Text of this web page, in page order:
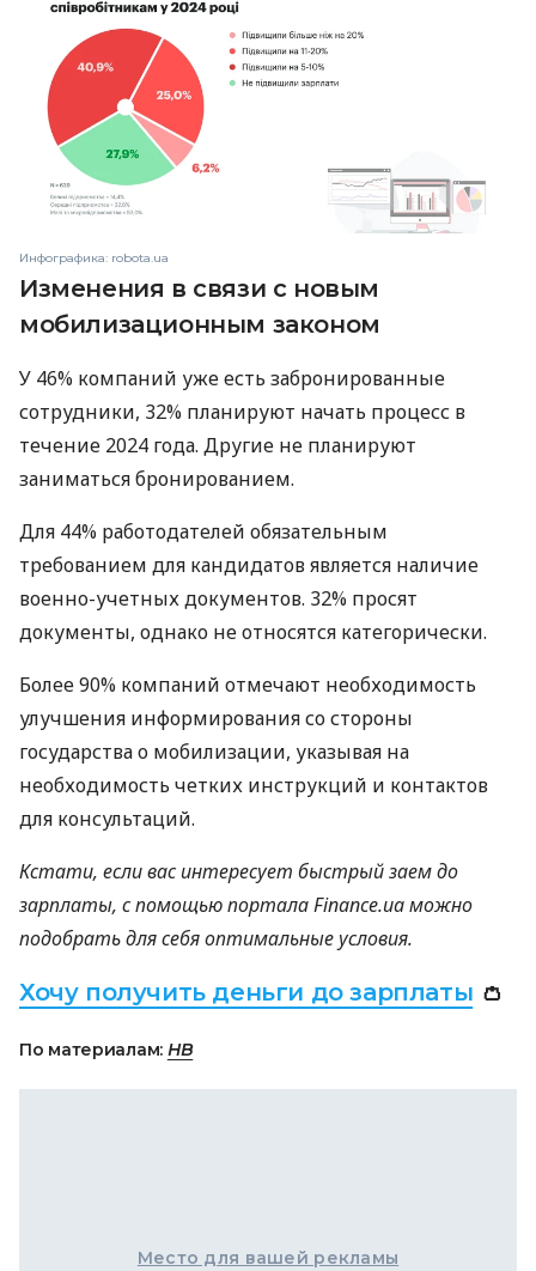
Инфографика: robota.ua
Изменения в связи с новым
мобилизационным законом
У 46% компаний уже есть забронированные
сотрудники, 32% планируют начать процесс в
течение 2024 года. Другие не планируют
заниматься бронированием.
Для 44% работодателей обязательным
требованием для кандидатов является наличие
военно-учетных документов. 32% просят
документы, однако не относятся категорически.
Более 90% компаний отмечают необходимость
улучшения информирования со стороны
государства о мобилизации, указывая на
необходимость четких инструкций и контактов
для консультаций.
Кстати, если вас интересует быстрый заем до
зарплаты, с помощью портала Finance.ua можно
подобрать для себя оптимальные условия.
Хочу получить деньги до зарплаты 👛
По материалам: НВ
Место для вашей рекламы